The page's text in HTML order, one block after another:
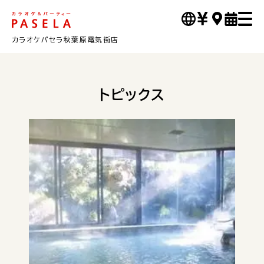
カラオケパセラ秋葉原電気街店
トピックス